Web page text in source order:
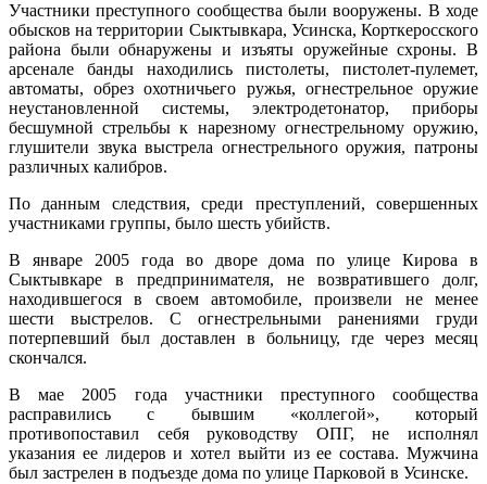
Участники преступного сообщества были вооружены. В ходе
обысков на территории Сыктывкара, Усинска, Корткеросского
района были обнаружены и изъяты оружейные схроны. В
арсенале банды находились пистолеты, пистолет-пулемет,
автоматы, обрез охотничьего ружья, огнестрельное оружие
неустановленной системы, электродетонатор, приборы
бесшумной стрельбы к нарезному огнестрельному оружию,
глушители звука выстрела огнестрельного оружия, патроны
различных калибров.
По данным следствия, среди преступлений, совершенных
участниками группы, было шесть убийств.
В январе 2005 года во дворе дома по улице Кирова в
Сыктывкаре в предпринимателя, не возвратившего долг,
находившегося в своем автомобиле, произвели не менее
шести выстрелов. С огнестрельными ранениями груди
потерпевший был доставлен в больницу, где через месяц
скончался.
В мае 2005 года участники преступного сообщества
расправились с бывшим «коллегой», который
противопоставил себя руководству ОПГ, не исполнял
указания ее лидеров и хотел выйти из ее состава. Мужчина
был застрелен в подъезде дома по улице Парковой в Усинске.